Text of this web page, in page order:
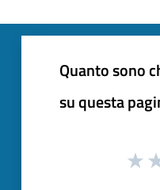
Quanto sono
su questa